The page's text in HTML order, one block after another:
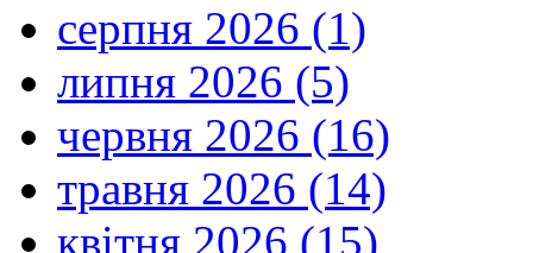
серпня 2026 (1)
липня 2026 (5)
червня 2026 (16)
травня 2026 (14)
квітня 2026 (15)